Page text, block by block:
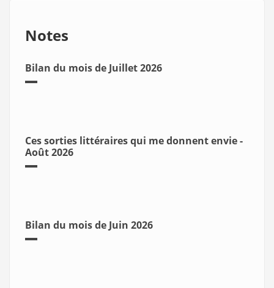
Notes
Bilan du mois de Juillet 2026
Ces sorties littéraires qui me donnent envie -
Août 2026
Bilan du mois de Juin 2026